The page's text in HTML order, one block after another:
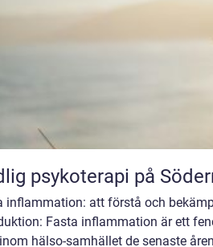
psykoterapi på
inflammation: att förstå och
Fasta inflammation är ett
hälso-samhället de senaste